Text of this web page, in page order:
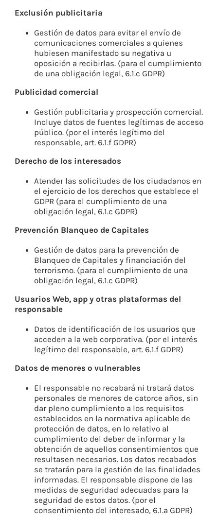
Exclusión publicitaria
Gestión de datos para evitar el envío de
comunicaciones comerciales a quienes
hubiesen manifestado su negativa u
oposición a recibirlas. (para el cumplimiento
de una obligación legal, 6.1.c GDPR)
Publicidad comercial
Gestión publicitaria y prospección comercial.
Incluye datos de fuentes legítimas de acceso
público. (por el interés legítimo del
responsable, art. 6.1.f GDPR)
Derecho de los interesados
Atender las solicitudes de los ciudadanos en
el ejercicio de los derechos que establece el
GDPR (para el cumplimiento de una
obligación legal, 6.1.c GDPR)
Prevención Blanqueo de Capitales
Gestión de datos para la prevención de
Blanqueo de Capitales y financiación del
terrorismo. (para el cumplimiento de una
obligación legal, 6.1.c GDPR)
Usuarios Web, app y otras plataformas del
responsable
Datos de identificación de los usuarios que
acceden a la web corporativa. (por el interés
legítimo del responsable, art. 6.1.f GDPR)
Datos de menores o vulnerables
El responsable no recabará ni tratará datos
personales de menores de catorce años, sin
dar pleno cumplimiento a los requisitos
establecidos en la normativa aplicable de
protección de datos, en lo relativo al
cumplimiento del deber de informar y la
obtención de aquellos consentimientos que
resultasen necesarios. Los datos recabados
se tratarán para la gestión de las finalidades
informadas. El responsable dispone de las
medidas de seguridad adecuadas para la
seguridad de estos datos. (por el
consentimiento del interesado, 6.1.a GDPR)